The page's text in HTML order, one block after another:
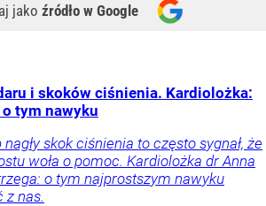
jako źródło w Google
i skoków ciśnienia. Kardiolożka:
tym nawyku
nagły skok ciśnienia to często sygnał, że
woła o pomoc. Kardiolożka dr Anna
o tym najprostszym nawyku
z nas.